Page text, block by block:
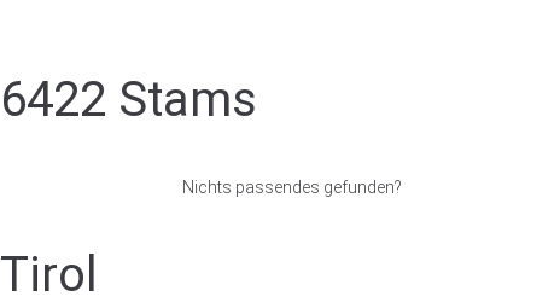
6422 Stams
Nichts passendes gefunden?
Tirol